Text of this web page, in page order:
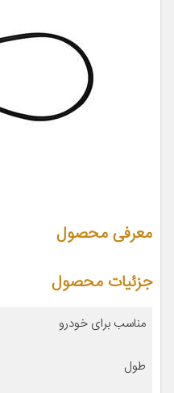
معرفی محصول
جزئیات محصول
مناسب برای خودرو
طول